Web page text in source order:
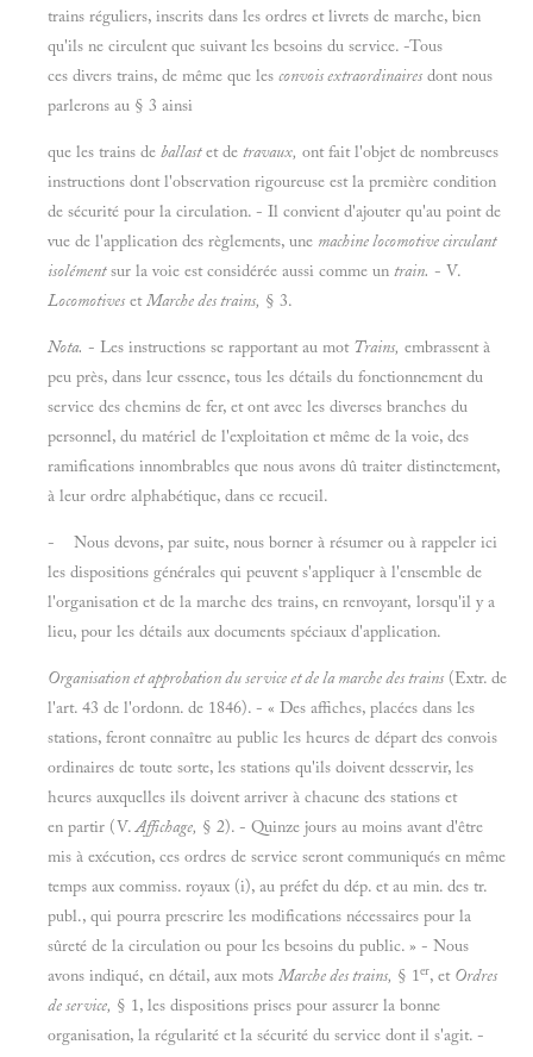
trains réguliers, inscrits dans les ordres et livrets de marche, bien
qu'ils ne circulent que suivant les besoins du service. -Tous
ces divers trains, de même que les convois extraordinaires dont nous
parlerons au § 3 ainsi
que les trains de ballastet de travaux, ont fait l'objet de nombreuses
instructions dont l'observation rigoureuse est la première condition
de sécurité pour la circulation. - Il convient d'ajouter qu'au point de
vue de l'application des règlements, une machine locomotive circulant
isolémentsur la voie est considérée aussi comme un train. - V.
Locomotives etMarche des trains, § 3.
Nota. - Les instructions se rapportant au mot Trains, embrassent à
peu près, dans leur essence, tous les détails du fonctionnement du
service des chemins de fer, et ont avec les diverses branches du
personnel, du matériel de l'exploitation et même de la voie, des
ramifications innombrables que nous avons dû traiter distinctement,
à leur ordre alphabétique, dans ce recueil.
- Nous devons, par suite, nous borner à résumer ou à rappeler ici
les dispositions générales qui peuvent s'appliquer à l'ensemble de
l'organisation et de la marche des trains, en renvoyant, lorsqu'il y a
lieu, pour les détails aux documents spéciaux d'application.
Organisation et approbation du service et de la marche des trains (Extr. de
l'art. 43 de l'ordonn. de 1846). - « Des affiches, placées dans les
stations, feront connaître au public les heures de départ des convois
ordinaires de toute sorte, les stations qu'ils doivent desservir, les
heures auxquelles ils doivent arriver à chacune des stations et
en partir (V.Affichage, § 2). - Quinze jours au moins avant d'être
mis à exécution, ces ordres de service seront communiqués en même
temps aux commiss. royaux (i), au préfet du dép. et au min. des tr.
publ., qui pourra prescrire les modifications nécessaires pour la
sûreté de la circulation ou pour les besoins du public. » - Nous
avons indiqué, en détail, aux mots Marche des trains, § 1er, et Ordres
de service, § 1, les dispositions prises pour assurer la bonne
organisation, la régularité et la sécurité du service dont il s'agit. -